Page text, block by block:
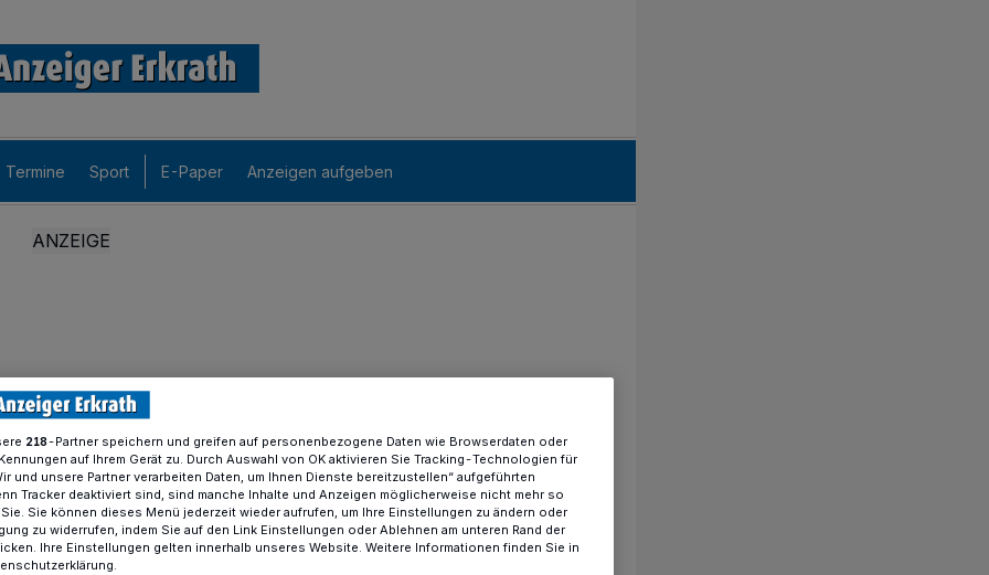
Termine Sport E-Paper Anzeigen aufgeben
218-Partner speichern und greifen auf personenbezogene Daten wie Browserdaten oder
auf Ihrem Gerät zu. Durch Auswahl von OK aktivieren Sie Tracking-Technologien für
und unsere Partner verarbeiten Daten, um Ihnen Dienste bereitzustellen“ aufgeführten
Tracker deaktiviert sind, sind manche Inhalte und Anzeigen möglicherweise nicht mehr so
Sie können dieses Menü jederzeit wieder aufrufen, um Ihre Einstellungen zu ändern oder
zu widerrufen, indem Sie auf den Link Einstellungen oder Ablehnen am unteren Rand der
Ihre Einstellungen gelten innerhalb unseres Website. Weitere Informationen finden Sie in